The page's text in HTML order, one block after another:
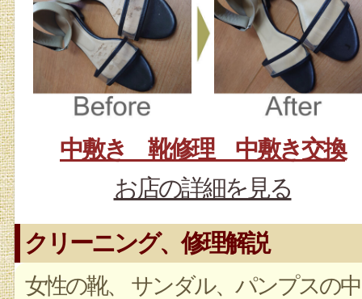
中敷き 靴修理 中敷き交換
お店の詳細を見る
クリーニング、修理解説
女性の靴、 サンダル、パンプスの中